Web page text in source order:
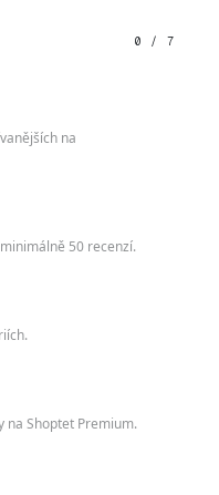
0 / 7
na
50 recenzí.
na Shoptet Premium.